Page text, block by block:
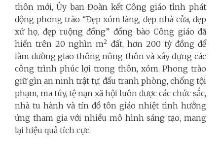
thôn mới, Ủy ban Đoàn kết Công giáo tỉnh phát
động phong trào “Đẹp xóm làng, đẹp nhà cửa, đẹp
xứ họ, đẹp ruộng đồng” đồng bào Công giáo đã
hiến trên 20 nghìn m2 đất, hơn 200 tỷ đồng để
làm đường giao thông nông thôn và xây dựng các
công trình phúc lợi trong thôn, xóm. Phong trào
giữ gìn an ninh trật tự, đấu tranh phòng, chống tội
phạm, ma túy, tệ nạn xã hội luôn được các chức sắc,
nhà tu hành và tín đồ tôn giáo nhiệt tình hưởng
ứng tham gia với nhiều mô hình sáng tạo, mang
lại hiệu quả tích cực.